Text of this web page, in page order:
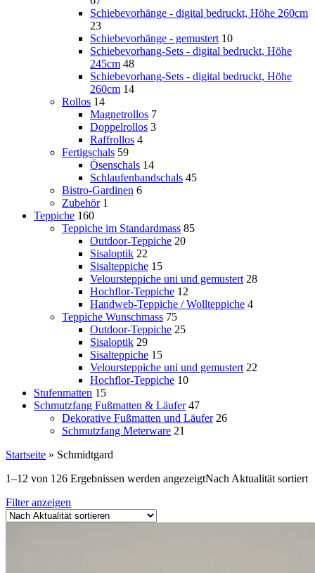
Schiebevorhänge - digital bedruckt, Höhe 260cm
23
Schiebevorhänge - gemustert 10
Schiebevorhang-Sets - digital bedruckt, Höhe
245cm 48
Schiebevorhang-Sets - digital bedruckt, Höhe
260cm 14
Rollos 14
Magnetrollos 7
Doppelrollos 3
Raffrollos 4
Fertigschals 59
Ösenschals 14
Schlaufenbandschals 45
Bistro-Gardinen 6
Zubehör 1
Teppiche 160
Teppiche im Standardmass 85
Outdoor-Teppiche 20
Sisaloptik 22
Sisalteppiche 15
Veloursteppiche uni und gemustert 28
Hochflor-Teppiche 12
Handweb-Teppiche / Wollteppiche 4
Teppiche Wunschmass 75
Outdoor-Teppiche 25
Sisaloptik 29
Sisalteppiche 15
Veloursteppiche uni und gemustert 22
Hochflor-Teppiche 10
Stufenmatten 15
Schmutzfang Fußmatten & Läufer 47
Dekorative Fußmatten und Läufer 26
Schmutzfang Meterware 21
Startseite » Schmidtgard
1–12 von 126 Ergebnissen werden angezeigtNach Aktualität sortiert
Filter anzeigen